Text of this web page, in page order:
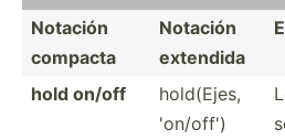
Notación
compacta
Notación
extendida
hold on/off
hold(Ejes,
'on/off')